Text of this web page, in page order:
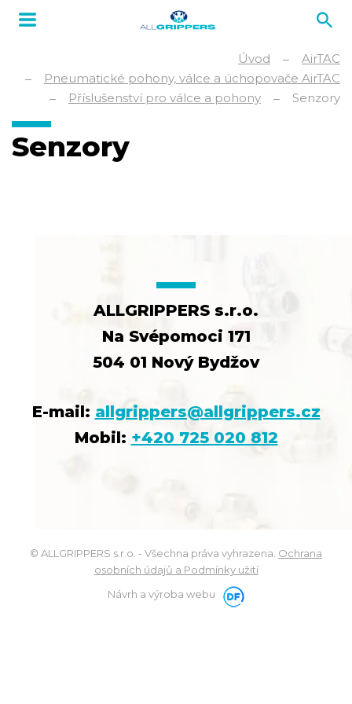
Úvod
AirTAC
Pneumatické pohony, válce a úchopovače AirTAC
Příslušenství pro válce a pohony
Senzory
Senzory
ALLGRIPPERS s.r.o.
Na Svépomoci 171
504 01 Nový Bydžov
E-mail: allgrippers@allgrippers.cz
Mobil: +420 725 020 812
© ALLGRIPPERS s.r.o. - Všechna práva vyhrazena. Ochrana
osobních údajů a Podmínky užití
Návrh a výroba webu